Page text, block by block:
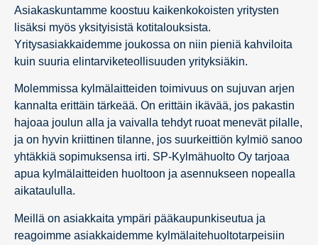
Asiakaskuntamme koostuu kaikenkokoisten yritysten
lisäksi myös yksityisistä kotitalouksista.
Yritysasiakkaidemme joukossa on niin pieniä kahviloita
kuin suuria elintarviketeollisuuden yrityksiäkin.
Molemmissa kylmälaitteiden toimivuus on sujuvan arjen
kannalta erittäin tärkeää. On erittäin ikävää, jos pakastin
hajoaa joulun alla ja vaivalla tehdyt ruoat menevät pilalle,
ja on hyvin kriittinen tilanne, jos suurkeittiön kylmiö sanoo
yhtäkkiä sopimuksensa irti. SP-Kylmähuolto Oy tarjoaa
apua kylmälaitteiden huoltoon ja asennukseen nopealla
aikataululla.
Meillä on asiakkaita ympäri pääkaupunkiseutua ja
reagoimme asiakkaidemme kylmälaitehuoltotarpeisiin